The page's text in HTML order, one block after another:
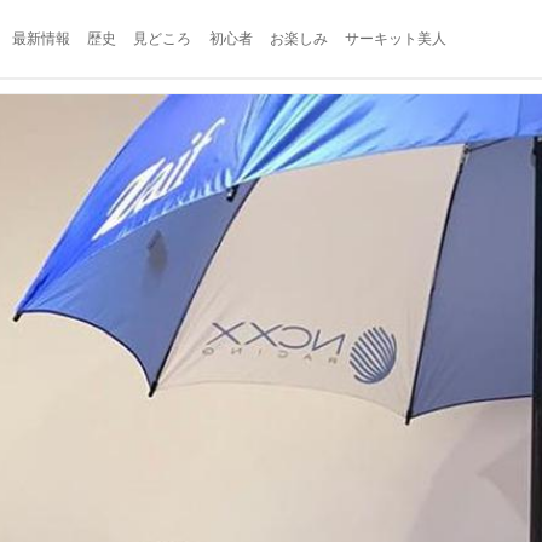
最新情報 歴史 見どころ 初心者 お楽しみ サーキット美人